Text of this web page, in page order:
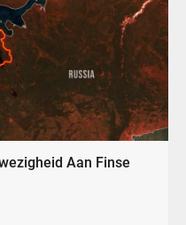
Aan Finse